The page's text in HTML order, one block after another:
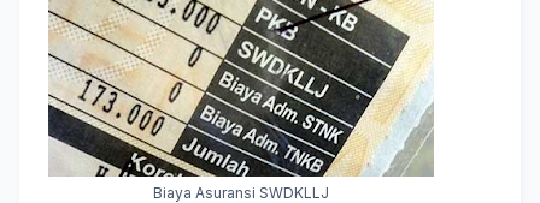
Biaya Asuransi SWDKLLJ